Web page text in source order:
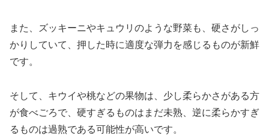
また、ズッキーニやキュウリのような野菜も、硬さがしっ
かりしていて、押した時に適度な弾力を感じるものが新鮮
です。
そして、キウイや桃などの果物は、少し柔らかさがある方
が食べごろで、硬すぎるものはまだ未熟、逆に柔らかすぎ
るものは過熟である可能性が高いです。